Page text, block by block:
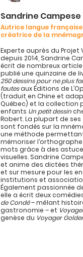
Sandrine Campese
Autrice langue
créatrice de la
Experte auprès du Projet
depuis 2014, Sandrine
écrit de nombreux
publié une quinzaine de
250 dessins pour ne plus
fautesaux Éditions de
(traduit en Chine et
Québec) et la collection
enfants Un petit dessin
Robert. La plupart de
sont fondés sur la
une méthode
mémoriser
mots grâce à des
visuelles. Sandrine
et anime des dictées
et sur mesure pour les
institutions et
Également passionnée
elle a écrit deux
de Condé– mêlant
gastronomie – et
genèse du Voyager